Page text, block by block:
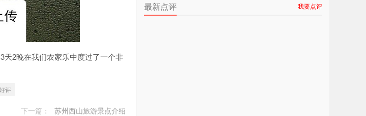
天2晚在我们农家乐中度过了一个非
评
下一篇： 苏州西山旅游景点介绍
最新点评 我要点评